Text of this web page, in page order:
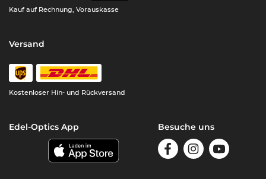
Kauf auf Rechnung, Vorauskasse
Versand
Kostenloser Hin- und Rückversand
Edel-Optics App Besuche uns